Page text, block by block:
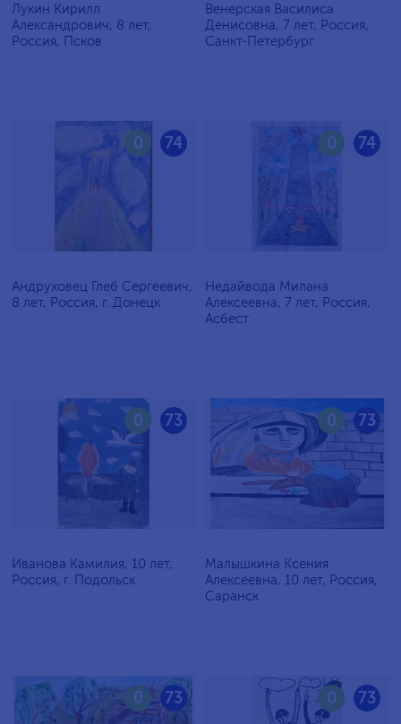
Лукин Кирилл
Александрович, 8 лет,
Россия, Псков
Венерская Василиса
Денисовна, 7 лет, Россия,
Санкт-Петербург
74
0
Андруховец Глеб Сергеевич,
8 лет, Россия, г. Донецк
74
0
Недайвода Милана
Алексеевна, 7 лет, Россия,
Асбест
73
0
Иванова Камилия, 10 лет,
Россия, г. Подольск
73
0
Малышкина Ксения
Алексеевна, 10 лет, Россия,
Саранск
73
0 73
0